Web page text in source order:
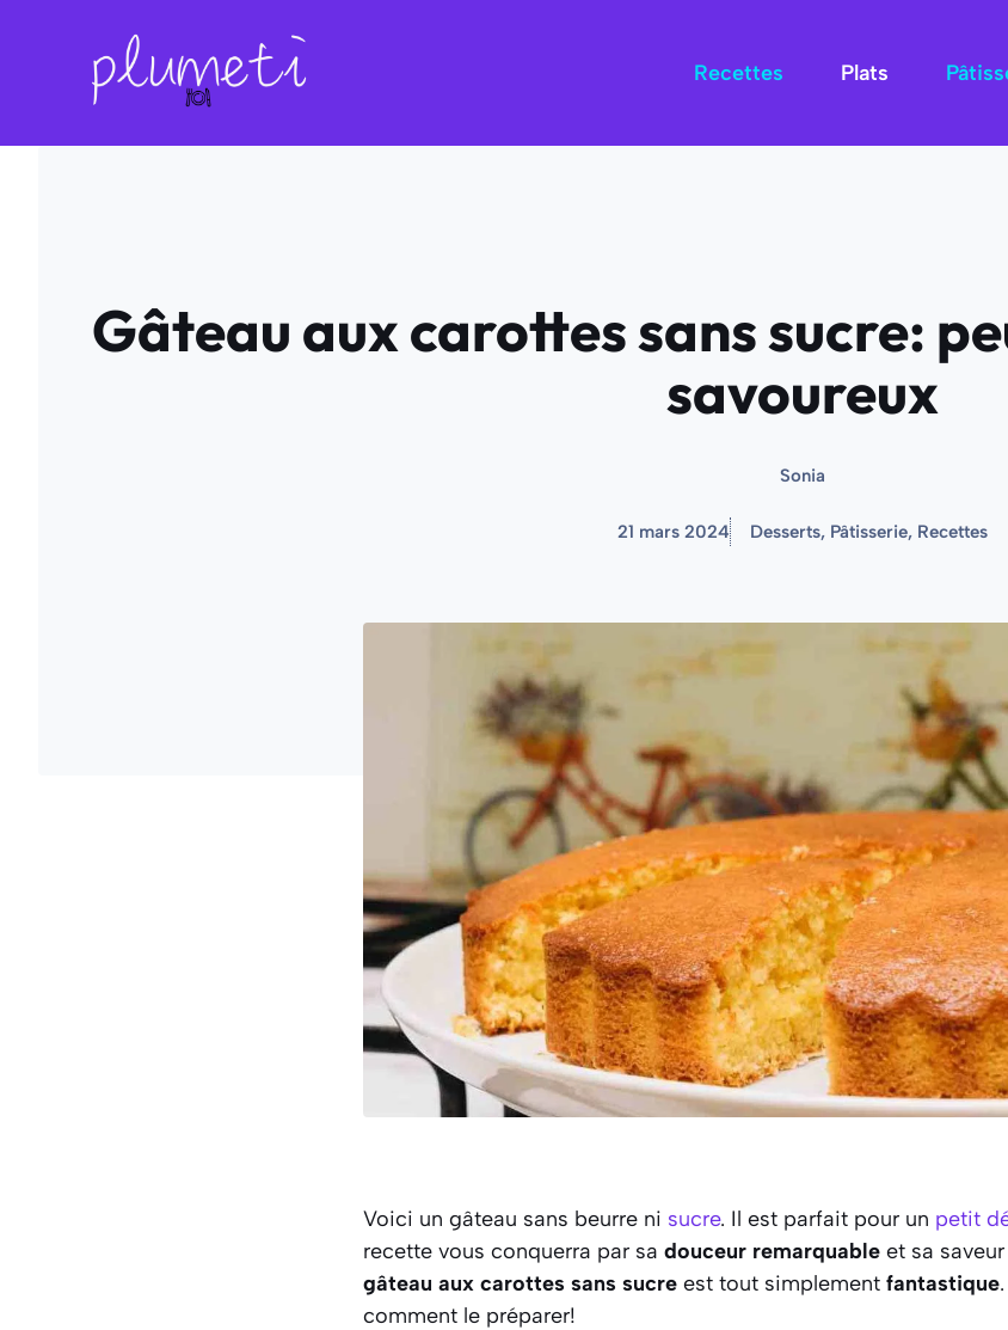
Recettes Plats
Gâteau aux carottes sans sucre:
savoureux
Sonia
21 mars 2024 Desserts, Pâtisserie, Recettes
Voici un gâteau sans beurre ni sucre. Il est parfait pour un petit
recette vous conquerra par sa douceur remarquable et sa
gâteau aux carottes sans sucre est tout simplement fantastique
comment le préparer!